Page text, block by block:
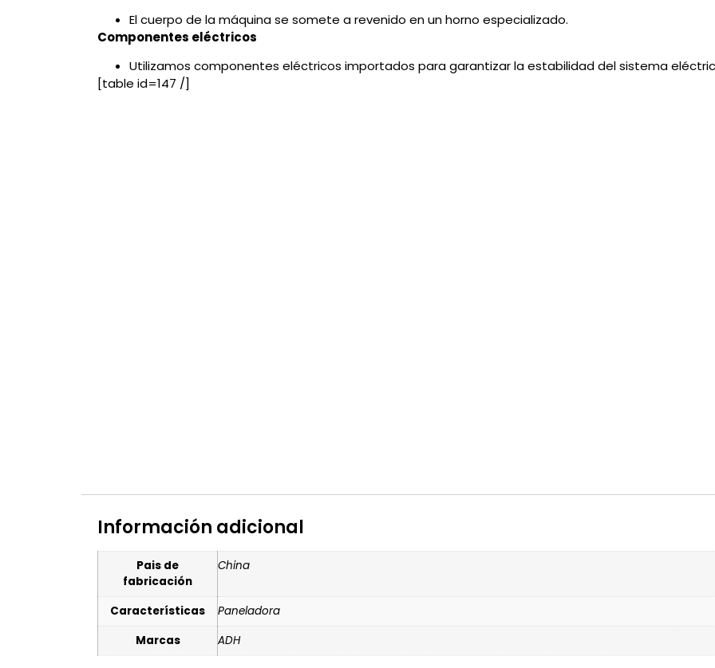
El cuerpo de la máquina se somete a revenido en un horno especializado.
Componentes eléctricos
Utilizamos componentes eléctricos importados para garantizar la estabilidad del sistema
[table id=147 /]
Información adicional
Pais de
fabricación
China
Características
Paneladora
Marcas
ADH